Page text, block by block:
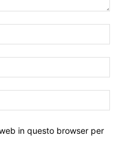
in questo browser per